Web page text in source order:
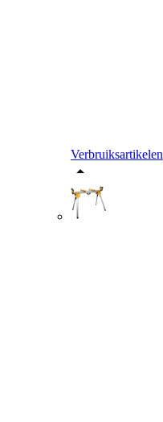
Verbruiksartikelen